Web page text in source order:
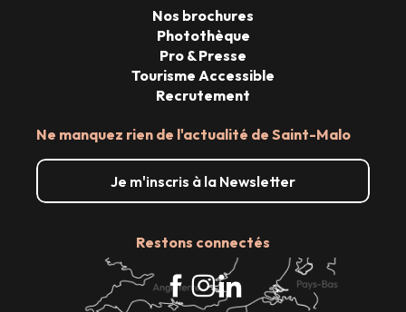
Ne manquez rien de l'actualité de Saint-Malo
Je m'inscris à la Newsletter
Restons connectés
Nos brochures
Photothèque
Pro & Presse
Tourisme Accessible
Recrutement